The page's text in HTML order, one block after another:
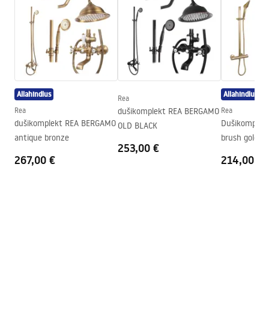
Pikkus
1950 mm
Pikenduse reguleerimine
25 mm
Laius
25 mm
mm
Garantii
24 kuud
Allahindlus
Rea
dušikomplekt REA BERGAMO
antique bronze
267,00 €
Rea
dušikomplekt REA BERGAMO
OLD BLACK
253,00 €
Allahindlus
Rea
brush gold
214,00 €